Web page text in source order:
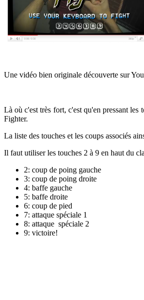
Une vidéo bien originale découverte sur
Là où c'est très fort, c'est qu'en pressant
Fighter.
La liste des touches et les coups associés
Il faut utiliser les touches 2 à 9 en haut du
2: coup de poing gauche
3: coup de poing droite
4: baffe gauche
5: baffe droite
6: coup de pied
7: attaque spéciale 1
8: attaque spéciale 2
9: victoire!